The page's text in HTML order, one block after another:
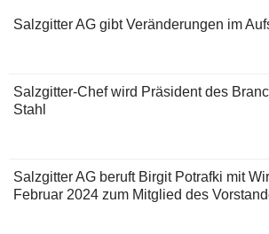
Salzgitter AG gibt Veränderungen im
Salzgitter-Chef wird Präsident des
Stahl
Salzgitter AG beruft Birgit Potrafki mit
Februar 2024 zum Mitglied des